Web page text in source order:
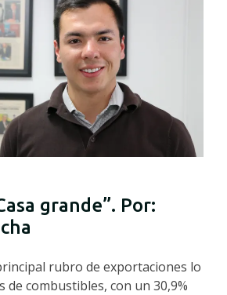
grande”. Por:
rubro de exportaciones lo
de combustibles, con un 30,9%